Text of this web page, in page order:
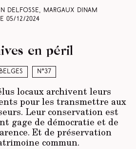
Delfosse, Margaux Dinam
05/12/2024
N°37
en péril
locaux archivent leurs
pour les transmettre aux
Leur conservation est
gage de démocratie et de
Et de préservation
commun.